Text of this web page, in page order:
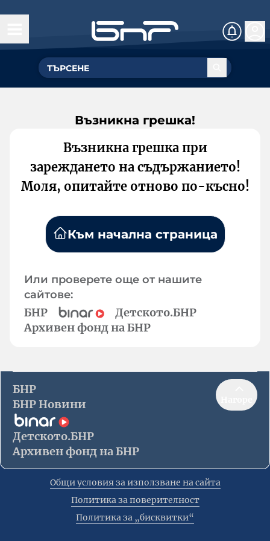
Възникна грешка!
Възникна грешка при
зареждането на съдържанието!
Моля, опитайте отново по-късно!
Към начална страница
Или проверете още от нашите
сайтове:
БНР
Детското.БНР
Архивен фонд на БНР
БНР
БНР Новини
Детското.БНР
Архивен фонд на БНР
Общи условия за използване на сайта
Политика за поверителност
Политика за „бисквитки“